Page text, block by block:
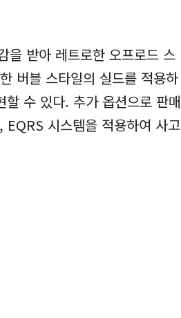
을 받아 레트로한 오프로드 스
버블 스타일의 실드를 적용하
수 있다. 추가 옵션으로 판매
시스템을 적용하여 사고